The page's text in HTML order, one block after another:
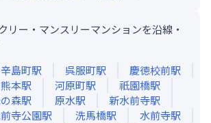
リー・マンスリーマンションを沿線・
辛島町駅 呉服町駅 慶徳校前駅
熊本駅 河原町駅 祇園橋駅
森駅 原水駅 新水前寺駅
寺公園駅 洗馬橋駅 水前寺駅